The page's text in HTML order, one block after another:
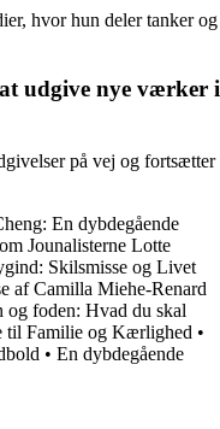
hvor hun deler tanker og
udgive nye værker i
på vej og fortsætter
En dybdegående
Jounalisterne Lotte
Skilsmisse og Livet
af Camilla Miehe-Renard
og foden: Hvad du skal
til Familie og Kærlighed •
• En dybdegående